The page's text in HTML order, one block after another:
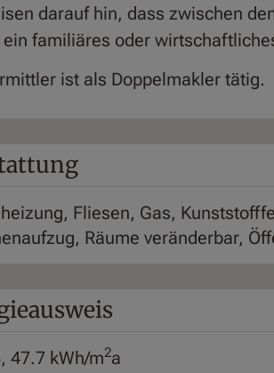
darauf hin, dass zwischen
ein familiäres oder
ist als Doppelmakler tätig.
Fliesen Gas
Räume veränderbar
47.7 kWh/m2a